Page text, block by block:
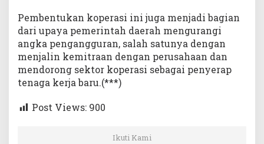
Pembentukan koperasi ini juga menjadi bagian
dari upaya pemerintah daerah mengurangi
angka pengangguran, salah satunya dengan
menjalin kemitraan dengan perusahaan dan
mendorong sektor koperasi sebagai penyerap
tenaga kerja baru.(***)
Post Views: 900
Ikuti Kami